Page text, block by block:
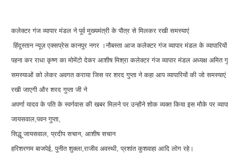
कलेक्टर गंज व्यापार मंडल ने पूर्व मुख्यमंत्री के पौत्र से मिलकर रखी समस्याएं
हिंदुस्तान न्यूज़ एक्सप्रेस कानपुर नगर ।नौबस्ता आज कलेक्टर गंज व्यापार मंडल के
पहना कर राधा कृष्ण का मोमेंटो देकर आशीष मिश्रा कलेक्टर गंज व्यापार मंडल अध्यक्ष अमित
समस्याओं को लेकर अवगत कराया जिस पर शरद गुप्ता ने कहा आप व्यापारियों की जो
रखी जाएगी और शरद गुप्ता जी ने
अपर्णा यादव के पति के स्वर्गवास की खबर मिलने पर उन्होंने शोक व्यक्त किया इस मौके पर
जायसवाल,पवन गुप्ता,
सिद्धू जायसवाल, प्रदीप सचान, आशीष सचान
हरिशरणम बाजपेई, पुनीत शुक्ला,राजीव अवस्थी, प्रशांत कुशवाहा आदि लोग रहे।